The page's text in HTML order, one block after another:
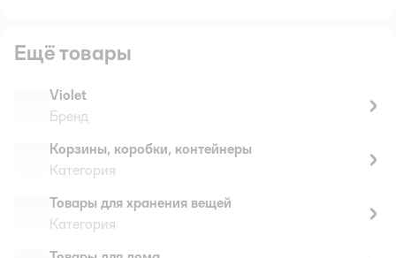
Ещё товары
Violet
Бренд
Корзины, коробки, контейнеры
Категория
Товары для хранения вещей
Категория